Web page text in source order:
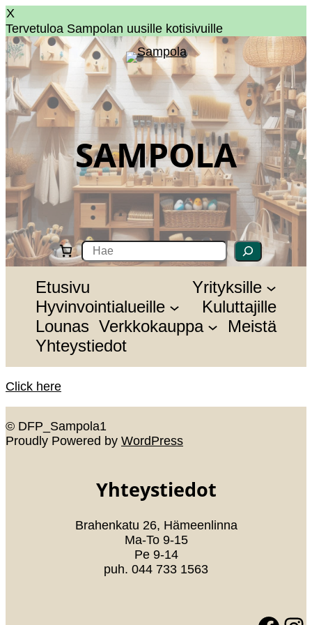
X
Tervetuloa Sampolan uusille kotisivuille
SAMPOLA
S
e
r
c
h
Etusivu
Yrityksille
Hyvinvointialueille
Kuluttajille
Lounas Verkkokauppa
Meistä
Yhteystiedot
Click here
© DFP_Sampola1
Proudly Powered by WordPress
Yhteystiedot
Brahenkatu 26, Hämeenlinna
Ma-To 9-15
Pe 9-14
puh. 044 733 1563